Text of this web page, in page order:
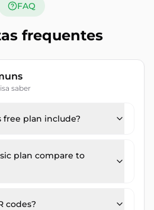
FAQ
frequentes
saber
free plan include?
plan compare to
codes?